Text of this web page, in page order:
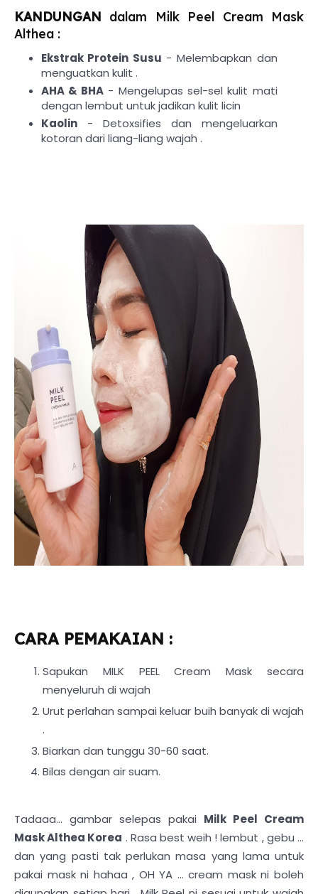
KANDUNGAN dalam Milk Peel Cream Mask
Althea :
Ekstrak Protein Susu - Melembapkan dan
menguatkan kulit .
AHA & BHA - Mengelupas sel-sel kulit mati
dengan lembut untuk jadikan kulit licin
Kaolin- Detoxsifies dan mengeluarkan
kotoran dari liang-liang wajah .
CARA PEMAKAIAN :
Sapukan MILK PEEL Cream Mask secara
menyeluruh di wajah
Urut perlahan sampai keluar buih banyak di wajah
.
Biarkan dan tunggu 30-60 saat.
Bilas dengan air suam.
Tadaaa... gambar selepas pakai Milk Peel Cream
Mask Althea Korea . Rasa best weih ! lembut , gebu ...
dan yang pasti tak perlukan masa yang lama untuk
pakai mask ni hahaa , OH YA ... cream mask ni boleh